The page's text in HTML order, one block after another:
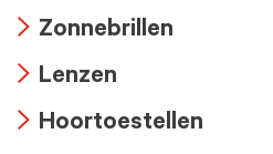
icon
icon
Zonnebrillen
icon
Lenzen
Hoortoestellen